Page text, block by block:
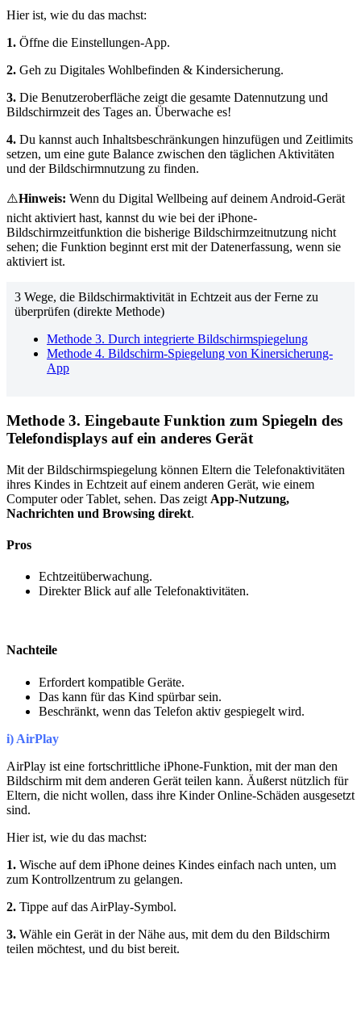
Hier ist, wie du das machst:
1. Öffne die Einstellungen-App.
2. Geh zu Digitales Wohlbefinden & Kindersicherung.
3. Die Benutzeroberfläche zeigt die gesamte Datennutzung und
Bildschirmzeit des Tages an. Überwache es!
4. Du kannst auch Inhaltsbeschränkungen hinzufügen und Zeitlimits
setzen, um eine gute Balance zwischen den täglichen Aktivitäten
und der Bildschirmnutzung zu finden.
⚠️Hinweis: Wenn du Digital Wellbeing auf deinem Android-Gerät
nicht aktiviert hast, kannst du wie bei der iPhone-
Bildschirmzeitfunktion die bisherige Bildschirmzeitnutzung nicht
sehen; die Funktion beginnt erst mit der Datenerfassung, wenn sie
aktiviert ist.
3 Wege, die Bildschirmaktivität in Echtzeit aus der Ferne zu
überprüfen (direkte Methode)
Methode 3. Durch integrierte Bildschirmspiegelung
Methode 4. Bildschirm-Spiegelung von Kinersicherung-
App
Methode 3. Eingebaute Funktion zum Spiegeln des
Telefondisplays auf ein anderes Gerät
Mit der Bildschirmspiegelung können Eltern die Telefonaktivitäten
ihres Kindes in Echtzeit auf einem anderen Gerät, wie einem
Computer oder Tablet, sehen. Das zeigt App-Nutzung,
Nachrichten und Browsing direkt.
Pros
Echtzeitüberwachung.
Direkter Blick auf alle Telefonaktivitäten.
Nachteile
Erfordert kompatible Geräte.
Das kann für das Kind spürbar sein.
Beschränkt, wenn das Telefon aktiv gespiegelt wird.
i) AirPlay
AirPlay ist eine fortschrittliche iPhone-Funktion, mit der man den
Bildschirm mit dem anderen Gerät teilen kann. Äußerst nützlich für
Eltern, die nicht wollen, dass ihre Kinder Online-Schäden ausgesetzt
sind.
Hier ist, wie du das machst:
1. Wische auf dem iPhone deines Kindes einfach nach unten, um
zum Kontrollzentrum zu gelangen.
2. Tippe auf das AirPlay-Symbol.
3. Wähle ein Gerät in der Nähe aus, mit dem du den Bildschirm
teilen möchtest, und du bist bereit.